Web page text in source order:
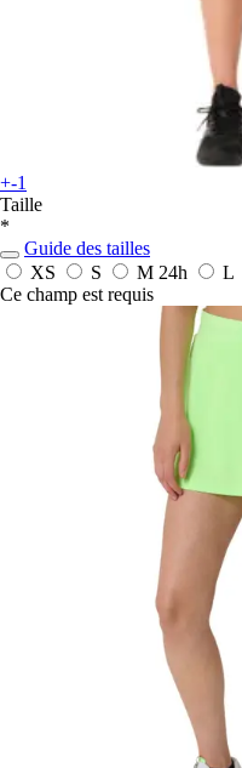
+-1
Taille
*
Guide des tailles
XS
S M 24h L
Ce champ est requis